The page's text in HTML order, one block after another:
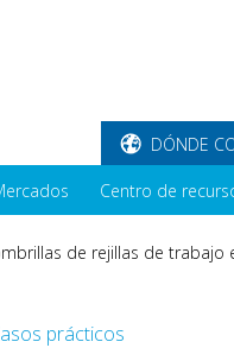
DÓNDE
Centro de
de rejillas de trabajo
prácticos